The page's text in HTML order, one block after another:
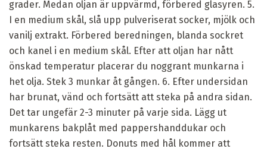
grader. Medan oljan är uppvärmd, förbered glasyren. 5.
I en medium skål, slå upp pulveriserat socker, mjölk och
vanilj extrakt. Förbered beredningen, blanda sockret
och kanel i en medium skål. Efter att oljan har nått
önskad temperatur placerar du noggrant munkarna i
het olja. Stek 3 munkar åt gången. 6. Efter undersidan
har brunat, vänd och fortsätt att steka på andra sidan.
Det tar ungefär 2-3 minuter på varje sida. Lägg ut
munkarens bakplåt med pappershanddukar och
fortsätt steka resten. Donuts med hål kommer att